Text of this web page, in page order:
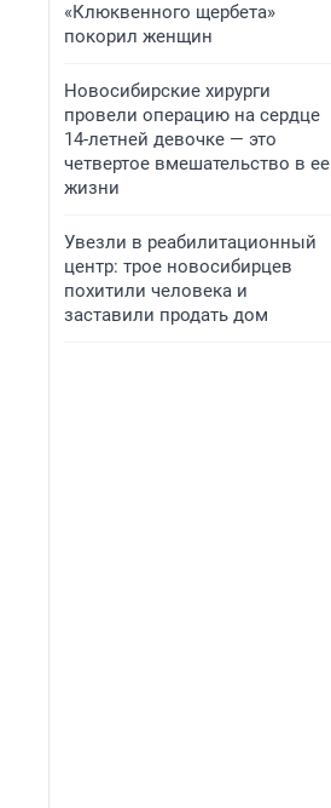
«Клюквенного щербета»
покорил женщин
Новосибирские хирурги
провели операцию на сердце
14-летней девочке — это
четвертое вмешательство в ее
жизни
Увезли в реабилитационный
центр: трое новосибирцев
похитили человека и
заставили продать дом